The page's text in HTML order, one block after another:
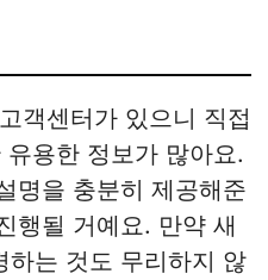
객센터가 있으니 직접
용한 정보가 많아요.
명을 충분히 제공해준
행될 거예요. 만약 새
하는 것도 무리하지 않